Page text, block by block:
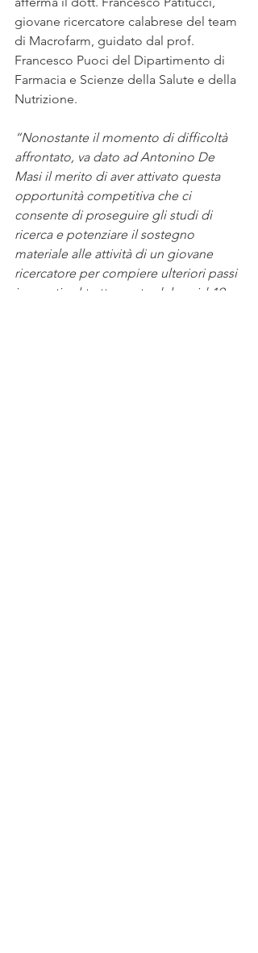
giovane ricercatore calabrese del team
di Macrofarm, guidato dal prof.
Francesco Puoci del Dipartimento di
Farmacia e Scienze della Salute e della
Nutrizione.
“Nonostante il momento di difficoltà
affrontato, va dato ad Antonino De
Masi il merito di aver attivato questa
opportunità competitiva che ci
consente di proseguire gli studi di
ricerca e potenziare il sostegno
materiale alle attività di un giovane
ricercatore per compiere ulteriori passi
in avanti sul trattamento del covid-19